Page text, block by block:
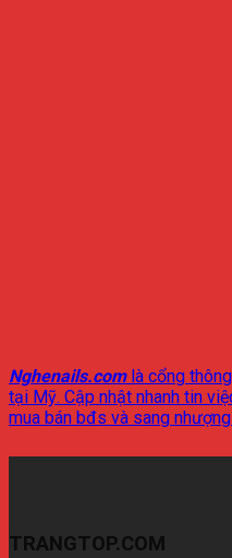
Nghenails.comlà cổng
tại Mỹ. Cập nhật nhanh tin
mua bán bđs và sang
TRANGTOP.COM